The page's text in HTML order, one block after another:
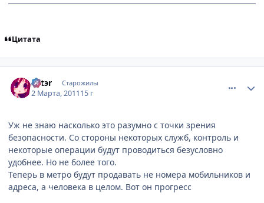
Цитата
Эstэr Старожилы
2 Марта, 201115 г
Уж не знаю насколько это разумно с точки зрения
безопасности. Со стороны некоторых служб, контроль и
некоторые операции будут проводиться безусловно
удобнее. Но не более того.
Теперь в метро будут продавать не номера мобильников и
адреса, а человека в целом. Вот он прогресс